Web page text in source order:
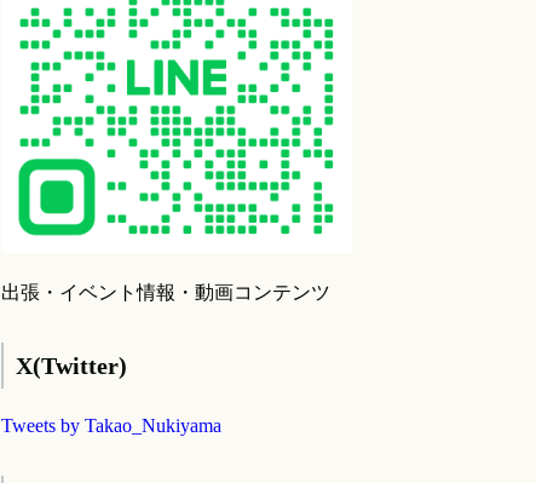
出張・イベント情報・動画コンテンツ
X(Twitter)
Tweets by Takao_Nukiyama